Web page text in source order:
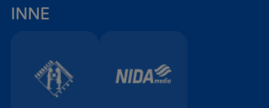
INNE